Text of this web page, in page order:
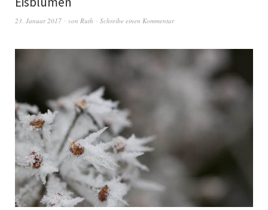
23. Januar 2017 von Ruth Schreibe einen Kommentar